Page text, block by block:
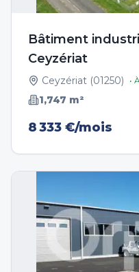
Bâtiment
Ceyzériat
Ceyzériat (01250) •
1,747 m²
8 333 €/mois